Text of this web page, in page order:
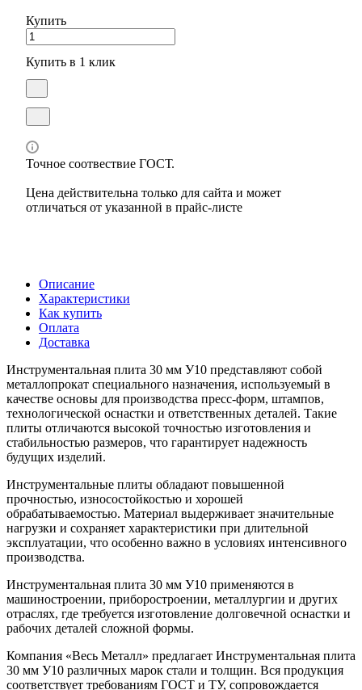
Купить
Купить в 1 клик
Точное соотвествие ГОСТ.
Цена действительна только для сайта и может
отличаться от указанной в прайс-листе
Описание
Характеристики
Как купить
Оплата
Доставка
Инструментальная плита 30 мм У10 представляют собой
металлопрокат специального назначения, используемый в
качестве основы для производства пресс-форм, штампов,
технологической оснастки и ответственных деталей. Такие
плиты отличаются высокой точностью изготовления и
стабильностью размеров, что гарантирует надежность
будущих изделий.
Инструментальные плиты обладают повышенной
прочностью, износостойкостью и хорошей
обрабатываемостью. Материал выдерживает значительные
нагрузки и сохраняет характеристики при длительной
эксплуатации, что особенно важно в условиях интенсивного
производства.
Инструментальная плита 30 мм У10 применяются в
машиностроении, приборостроении, металлургии и других
отраслях, где требуется изготовление долговечной оснастки и
рабочих деталей сложной формы.
Компания «Весь Металл» предлагает Инструментальная плита
30 мм У10 различных марок стали и толщин. Вся продукция
соответствует требованиям ГОСТ и ТУ, сопровождается